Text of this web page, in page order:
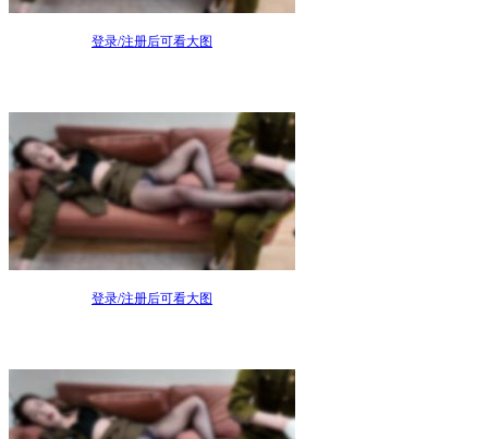
登录/注册后可看大图
登录/注册后可看大图